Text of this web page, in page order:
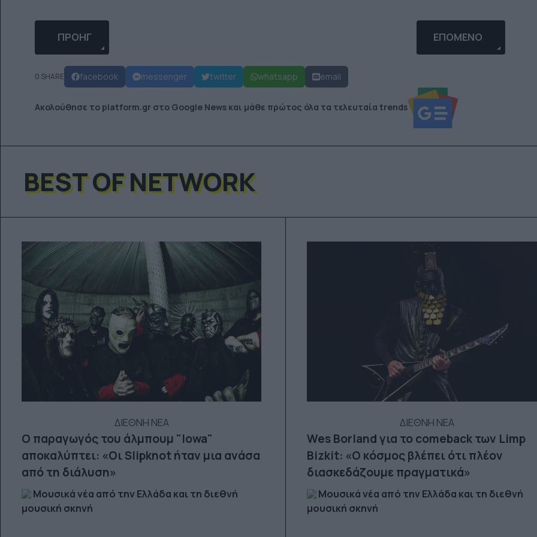
ΠΡΟΗΓΟΎΜΕΝΟ ΆΡΘΡΟ: ΝΈΟ TRACK ΑΠΌ ΤΟΥΣ BLACK KEYS
ΠΡΟΗΓ ΕΠΌΜΕΝΟ ΆΡΘΡΟ:
ΕΠΌΜΕΝΟ
0 SHARE facebook messenger twitter whatsapp email
Ακολούθησε το platform.gr στο Google News και μάθε πρώτος όλα τα τελευταία trends
BEST OF NETWORK
ΔΙΕΘΝΗ ΝΕΑ
Ο παραγωγός του άλμπουμ "Iowa"
αποκαλύπτει: «Οι Slipknot ήταν μια ανάσα
από τη διάλυση»
Μουσικά νέα από την Ελλάδα και τη διεθνή
μουσική σκηνή
ΔΙΕΘΝΗ ΝΕΑ
Wes Borland για το comeback των Limp
Bizkit: «Ο κόσμος βλέπει ότι πλέον
διασκεδάζουμε πραγματικά»
Μουσικά νέα από την Ελλάδα και τη διεθνή
μουσική σκηνή